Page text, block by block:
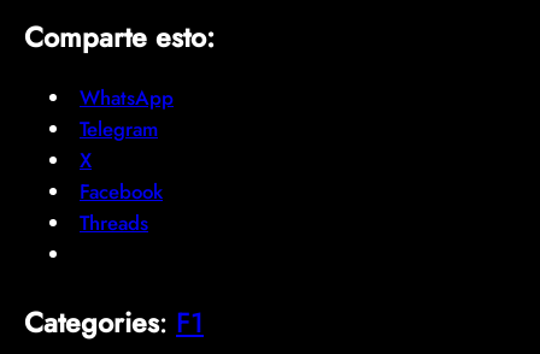
Comparte esto:
WhatsApp
Telegram
X
Facebook
Threads
Categories: F1